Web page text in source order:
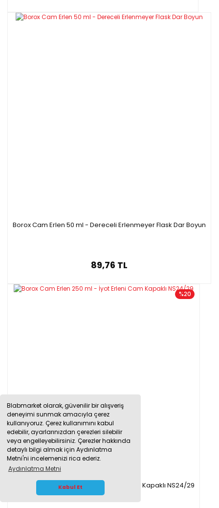
Blabmarket olarak, güvenilir bir alışveriş
deneyimi sunmak amacıyla çerez
kullanıyoruz. Çerez kullanımını kabul
edebilir, ayarlarınızdan çerezleri silebilir
veya engelleyebilirsiniz. Çerezler hakkında
detaylı bilgi almak için Aydınlatma
Metni'ni incelemenizi rica ederiz.
Aydınlatma Metni
Kabul Et
Borox Cam Erlen 50 ml - Dereceli Erlenmeyer Flask Dar Boyun
89,76 TL
%20
Borox Cam Erlen 250 ml - İyot Erleni Cam Kapaklı NS24/29
WHATSAPP İLETİŞİM